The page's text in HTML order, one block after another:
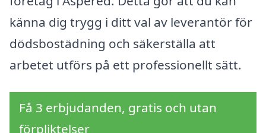
känna dig trygg i ditt val av leverantör för
dödsbostädning och säkerställa att
arbetet utförs på ett professionellt sätt.
Få 3 erbjudanden, gratis och utan
förpliktelser